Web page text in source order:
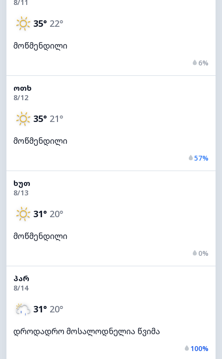
8/11
35° 22°
მოწმენდილი
6%
ᲝᲗᲮ
8/12
35° 21°
მოწმენდილი
57%
ᲮᲣᲗ
8/13
31° 20°
მოწმენდილი
0%
ᲞᲐᲠ
8/14
31° 20°
დროდადრო მოსალოდნელია წვიმა
100%